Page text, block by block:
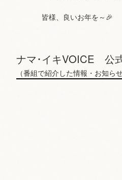
皆様、良いお年を～🎉
ナマ･イキVOICE 公
（番組で紹介した情報・お知ら